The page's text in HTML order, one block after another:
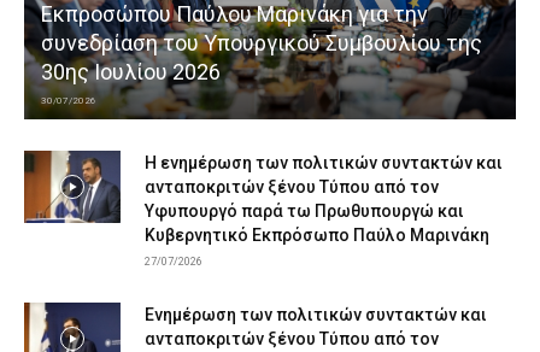
Εκπροσώπου Παύλου Μαρινάκη για την
συνεδρίαση του Υπουργικού Συμβουλίου της
30ης Ιουλίου 2026
30/07/2026
Η ενημέρωση των πολιτικών συντακτών και
ανταποκριτών ξένου Τύπου από τον
Υφυπουργό παρά τω Πρωθυπουργώ και
Κυβερνητικό Εκπρόσωπο Παύλο Μαρινάκη
27/07/2026
Ενημέρωση των πολιτικών συντακτών και
ανταποκριτών ξένου Τύπου από τον